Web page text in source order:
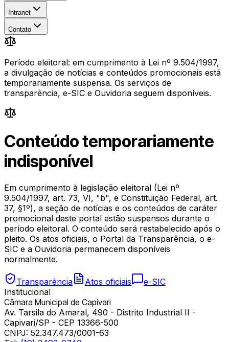
Intranet
Contato
Período eleitoral: em cumprimento à Lei nº 9.504/1997,
a divulgação de notícias e conteúdos promocionais está
temporariamente suspensa. Os serviços de
transparência, e-SIC e Ouvidoria seguem disponíveis.
Conteúdo temporariamente
indisponível
Em cumprimento à legislação eleitoral (Lei nº
9.504/1997, art. 73, VI, "b", e Constituição Federal, art.
37, §1º), a seção de notícias e os conteúdos de caráter
promocional deste portal estão suspensos durante o
período eleitoral. O conteúdo será restabelecido após o
pleito. Os atos oficiais, o Portal da Transparência, o e-
SIC e a Ouvidoria permanecem disponíveis
normalmente.
Transparência Atos oficiais
e-SIC
Institucional
Câmara Municipal de Capivari
Av. Tarsila do Amaral, 490 - Distrito Industrial II -
Capivari/SP - CEP 13366-500
CNPJ: 52.347.473/0001-63